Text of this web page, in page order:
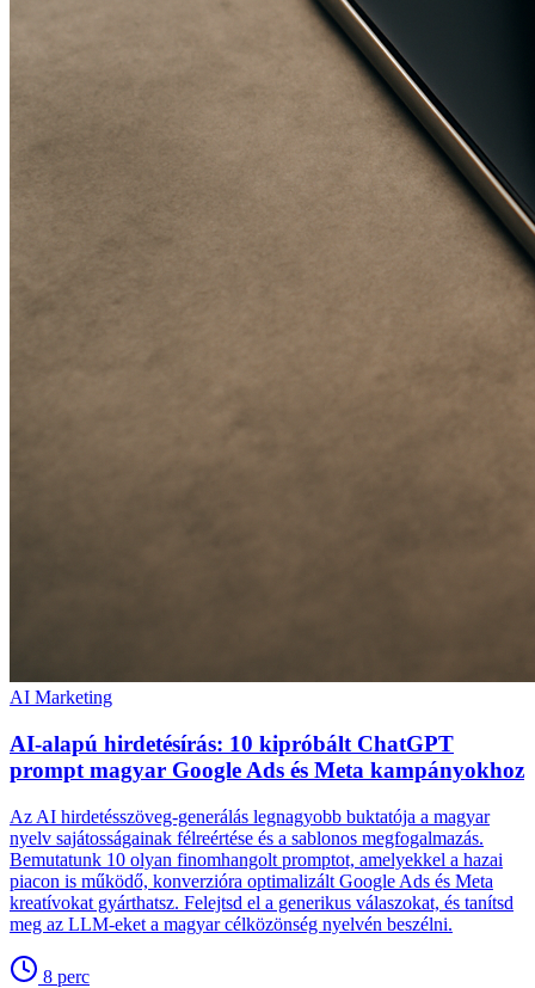
AI Marketing
AI-alapú hirdetésírás: 10 kipróbált ChatGPT
prompt magyar Google Ads és Meta kampányokhoz
Az AI hirdetésszöveg-generálás legnagyobb buktatója a magyar
nyelv sajátosságainak félreértése és a sablonos megfogalmazás.
Bemutatunk 10 olyan finomhangolt promptot, amelyekkel a hazai
piacon is működő, konverzióra optimalizált Google Ads és Meta
kreatívokat gyárthatsz. Felejtsd el a generikus válaszokat, és tanítsd
meg az LLM-eket a magyar célközönség nyelvén beszélni.
8 perc